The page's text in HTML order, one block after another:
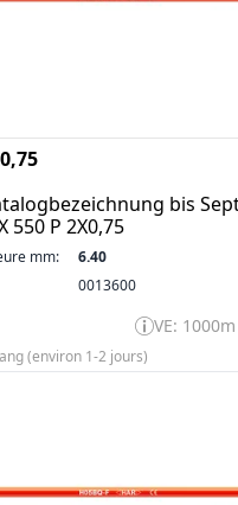
bis
550 P 2X0,75
mm:
6.40
0013600
VE:
(environ 1-2 jours)